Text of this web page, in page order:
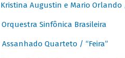
Kristina Augustin e Mario Orlando
Orquestra Sinfônica Brasileira
Assanhado Quarteto / “Feira”